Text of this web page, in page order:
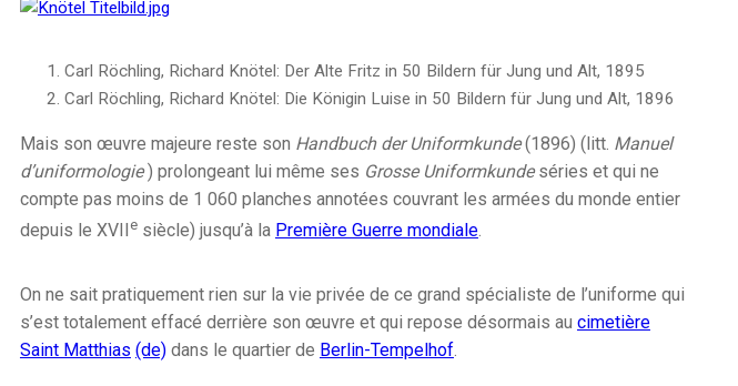
Carl Röchling, Richard Knötel: Der Alte Fritz in 50 Bildern für Jung und Alt, 1895
Carl Röchling, Richard Knötel: Die Königin Luise in 50 Bildern für Jung und Alt, 1896
Mais son œuvre majeure reste son Handbuch der Uniformkunde(1896) (litt. Manuel
d’uniformologie) prolongeant lui même ses Grosse Uniformkundeséries et qui ne
compte pas moins de 1 060 planches annotées couvrant les armées du monde entier
depuis le XVII esiècle) jusqu’à la Première Guerre mondiale.
On ne sait pratiquement rien sur la vie privée de ce grand spécialiste de l’uniforme qui
s’est totalement effacé derrière son œuvre et qui repose désormais au cimetière
Saint Matthias (de)dans le quartier de Berlin-Tempelhof.